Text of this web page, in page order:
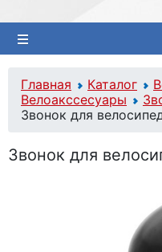
Главная Каталог
Велоакссесуары
Звонок для
Звонок для